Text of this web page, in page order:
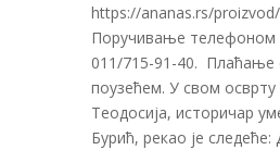
https://ananas.rs/
Поручивање телефоном
011/715-91-40. Плаћање
поузећем. У свом
Теодосија, историчар
Бурић, рекао је